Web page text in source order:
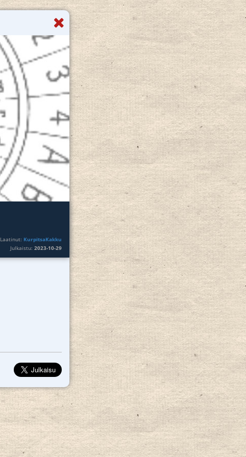
Laatinut: KurpitsaKakku
Julkaistu:2023-10-29